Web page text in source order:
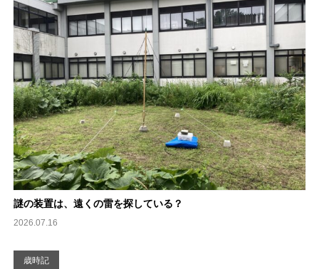
謎の装置は、遠くの雷を探している？
2026.07.16
歳時記